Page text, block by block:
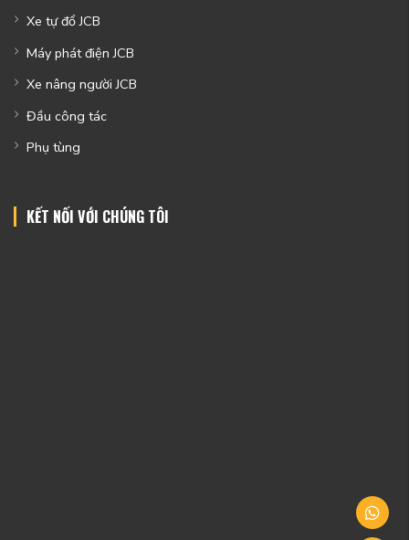
Xe tự đổ JCB
Máy phát điện JCB
Xe nâng người JCB
Đầu công tác
Phụ tùng
KẾT NỐI VỚI CHÚNG TÔI